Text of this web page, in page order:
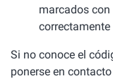
marcados
Si no conoce el
ponerse en